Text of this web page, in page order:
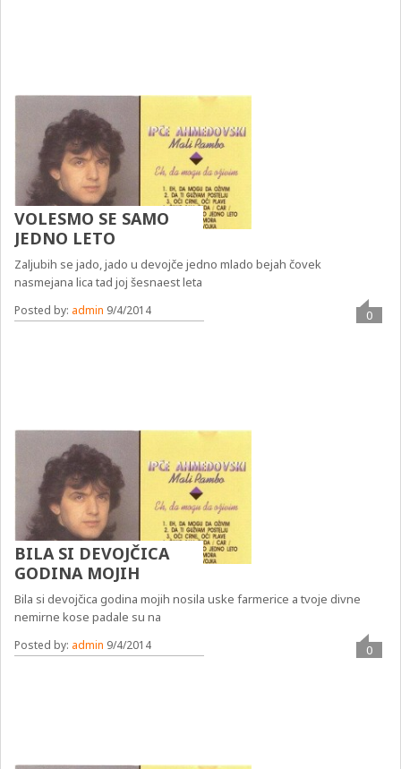
VOLESMO SE SAMO
JEDNO LETO
Zaljubih se jado, jado u devojče jedno mlado bejah čovek
nasmejana lica tad joj šesnaest leta
Posted by: admin 9/4/2014 0
BILA SI DEVOJČICA
GODINA MOJIH
Bila si devojčica godina mojih nosila uske farmerice a tvoje divne
nemirne kose padale su na
Posted by: admin 9/4/2014 0